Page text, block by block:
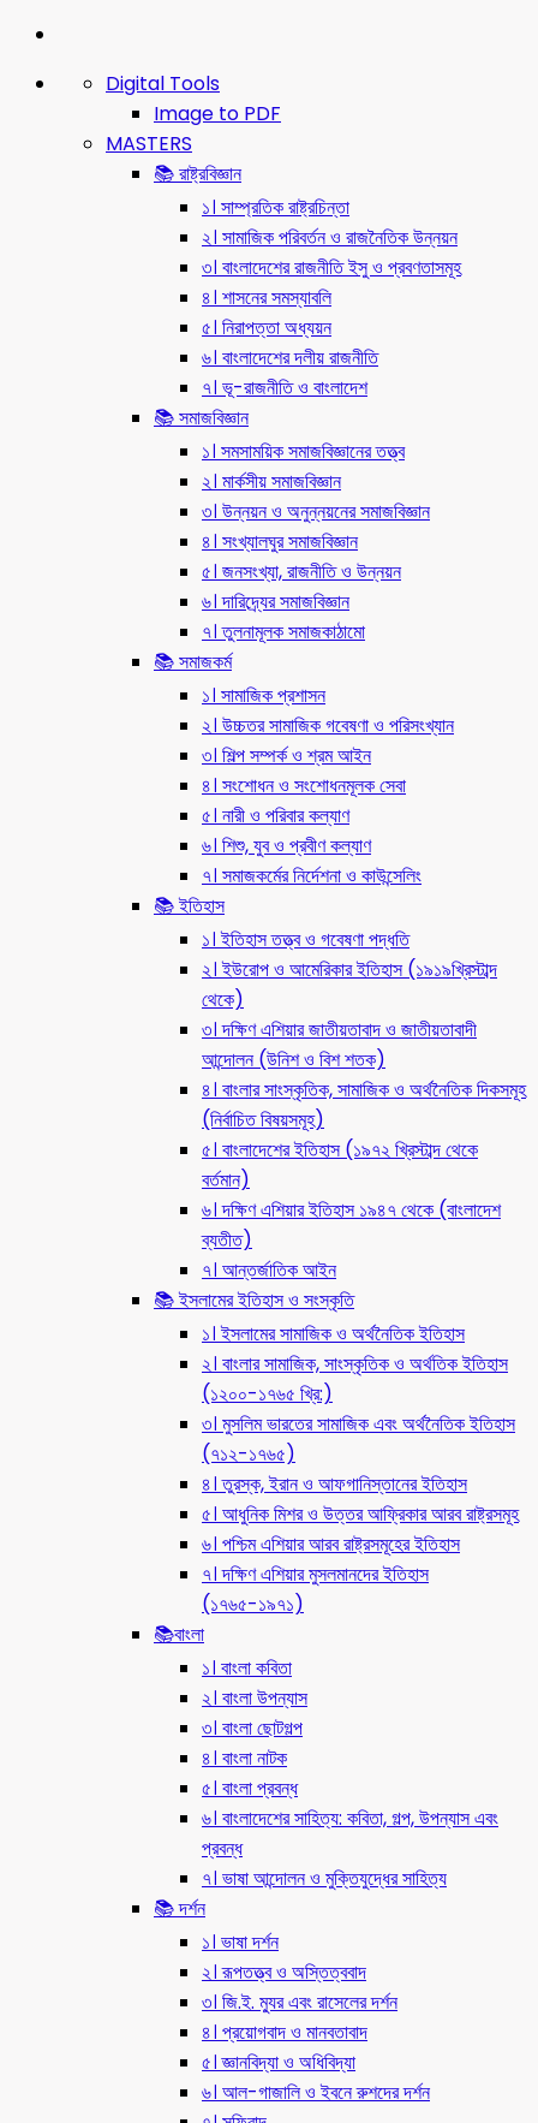
Digital Tools
Image to PDF
MASTERS
📚 রাষ্ট্রবিজ্ঞান
১। সাম্প্রতিক রাষ্ট্রচিন্তা
২। সামাজিক পরিবর্তন ও রাজনৈতিক উন্নয়ন
৩। বাংলাদেশের রাজনীতি ইসু ও প্রবণতাসমূহ
৪। শাসনের সমস্যাবলি
৫। নিরাপত্তা অধ্যয়ন
৬। বাংলাদেশের দলীয় রাজনীতি
৭। ভূ-রাজনীতি ও বাংলাদেশ
📚 সমাজবিজ্ঞান
১। সমসাময়িক সমাজবিজ্ঞানের তত্ত্ব
২। মার্কসীয় সমাজবিজ্ঞান
৩। উন্নয়ন ও অনুন্নয়নের সমাজবিজ্ঞান
৪। সংখ্যালঘুর সমাজবিজ্ঞান
৫। জনসংখ্যা, রাজনীতি ও উন্নয়ন
৬। দারিদ্র্যের সমাজবিজ্ঞান
৭। তুলনামূলক সমাজকাঠামো
📚 সমাজকর্ম
১। সামাজিক প্রশাসন
২। উচ্চতর সামাজিক গবেষণা ও পরিসংখ্যান
৩। শিল্প সম্পর্ক ও শ্রম আইন
৪। সংশোধন ও সংশোধনমূলক সেবা
৫। নারী ও পরিবার কল্যাণ
৬। শিশু, যুব ও প্রবীণ কল্যাণ
৭। সমাজকর্মের নির্দেশনা ও কাউন্সেলিং
📚 ইতিহাস
১। ইতিহাস তত্ত্ব ও গবেষণা পদ্ধতি
২। ইউরোপ ও আমেরিকার ইতিহাস (১৯১৯খ্রিস্টাব্দ
থেকে)
৩। দক্ষিণ এশিয়ার জাতীয়তাবাদ ও জাতীয়তাবাদী
আন্দোলন (উনিশ ও বিশ শতক)
৪। বাংলার সাংস্কৃতিক, সামাজিক ও অর্থনৈতিক দিকসমূহ
(নির্বাচিত বিষয়সমূহ)
৫। বাংলাদেশের ইতিহাস (১৯৭২ খ্রিস্টাব্দ থেকে
বর্তমান)
৬। দক্ষিণ এশিয়ার ইতিহাস ১৯৪৭ থেকে (বাংলাদেশ
ব্যতীত)
৭। আন্তর্জাতিক আইন
📚 ইসলামের ইতিহাস ও সংস্কৃতি
১। ইসলামের সামাজিক ও অর্থনৈতিক ইতিহাস
২। বাংলার সামাজিক, সাংস্কৃতিক ও অর্থতিক ইতিহাস
(১২০০-১৭৬৫ খ্রি:)
৩। মুসলিম ভারতের সামাজিক এবং অর্থনৈতিক ইতিহাস
(৭১২-১৭৬৫)
৪। তুরস্ক, ইরান ও আফগানিস্তানের ইতিহাস
৫। আধুনিক মিশর ও উত্তর আফ্রিকার আরব রাষ্ট্রসমূহ
৬। পশ্চিম এশিয়ার আরব রাষ্ট্রসমূহের ইতিহাস
৭। দক্ষিণ এশিয়ার মুসলমানদের ইতিহাস
(১৭৬৫-১৯৭১)
📚বাংলা
১। বাংলা কবিতা
২। বাংলা উপন্যাস
৩। বাংলা ছোটগল্প
৪। বাংলা নাটক
৫। বাংলা প্রবন্ধ
৬। বাংলাদেশের সাহিত্য: কবিতা, গল্প, উপন্যাস এবং
প্রবন্ধ
৭। ভাষা আন্দোলন ও মুক্তিযুদ্ধের সাহিত্য
📚 দর্শন
১। ভাষা দর্শন
২। রূপতত্ত্ব ও অস্তিত্ববাদ
৩। জি.ই. ম্যুর এবং রাসেলের দর্শন
৪। প্রয়োগবাদ ও মানবতাবাদ
৫। জ্ঞানবিদ্যা ও অধিবিদ্যা
৬। আল-গাজালি ও ইবনে রুশদের দর্শন